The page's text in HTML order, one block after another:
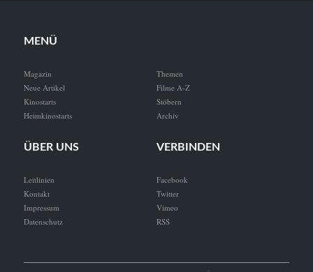
MENÜ
Magazin
Neue Artikel
Kinostarts
Heimkinostarts
Themen
Filme A-Z
Stöbern
Archiv
ÜBER UNS
Leitlinien
Kontakt
Impressum
Datenschutz
VERBINDEN
Facebook
Twitter
Vimeo
RSS